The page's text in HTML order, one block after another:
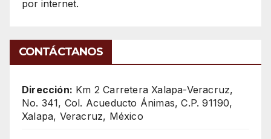
por internet.
CONTÁCTANOS
Dirección: Km 2 Carretera Xalapa-Veracruz,
No. 341, Col. Acueducto Ánimas, C.P. 91190,
Xalapa, Veracruz, México